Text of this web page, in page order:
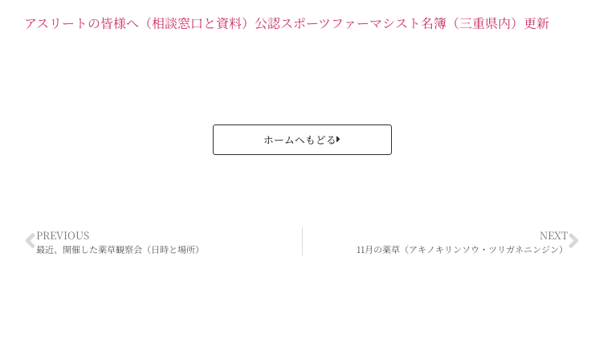
アスリートの皆様へ（相談窓口と資料）公認スポーツファーマシスト名簿（三重県内）更新
ホームへもどる
PREVIOUS
最近、開催した薬草観察会（日時と場所）
NEXT
11月の薬草（アキノキリンソウ・ツリガネニンジン）